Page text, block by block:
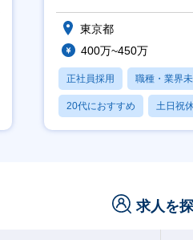
東京都
400万~450万
正社員採用 職種・業界
20代におすすめ 土日祝
休日120日以上
求人を